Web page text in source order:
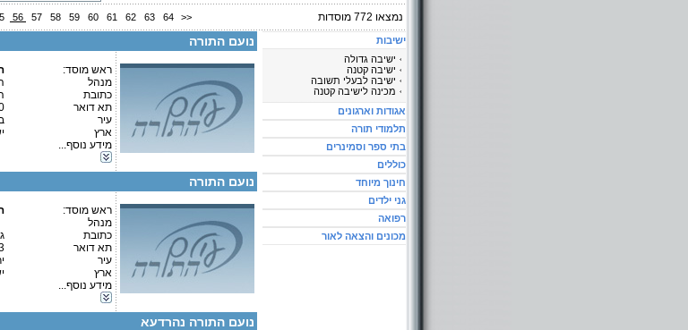
נמצאו 772 מוסדות 56 57 58 59 60 61 62 63 64 >>
נועם התורה
ראש מוסד:
מנהל
כתובת
תא דואר
עיר
ארץ
מידע נוסף...
פקס
מספר עמותה:
איש קשר:
קטגוריות:
ישיבות-ישיבה גדולה
כוללים-כולל יום שלם
כוללים-חצי יום
נועם התורה
ראש מוסד:
מנהל
כתובת
תא דואר
עיר
ארץ
מידע נוסף...
טלפון 1:
טלפון 2:
פקס
אגודות וארגונים-חסד
נועם התורה נהרדעא
טלפון 1:
טלפון 2:
פקס
ישיבות
ישיבה גדולה
ישיבה קטנה
ישיבה לבעלי תשובה
מכינה לישיבה קטנה
אגודות וארגונים
תלמודי תורה
בתי ספר וסמינרים
כוללים
חינוך מיוחד
גני ילדים
רפואה
מכונים והצאה לאור